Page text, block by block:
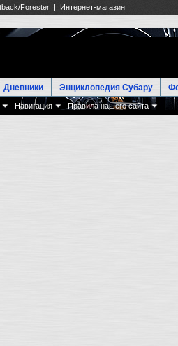
Навигация Правила нашего сайта
Дневники Энциклопедия Субару